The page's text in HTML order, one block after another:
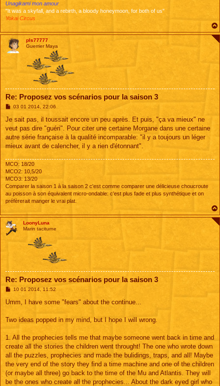
Unagikami mon amour
"It was a skyfall, and a rebirth, a bloody honeymoon, for both of us"
Yokai Circus
pls77777
Guerrier Maya
Re: Proposez vos scénarios pour la saison 3
M
s
a
g
03 01 2014, 22:06
Je sait pas, il toussait encore un peu après. Et puis, "ça va mieux" ne
veut pas dire "guéri". Pour citer une certaine Morgane dans une certaine
autre série française à la qualité incomparable: "il y a toujours un léger
mieux avant de calencher, il y a rien d'étonnant".
MCO: 18/20
MCO2: 10,5/20
MCO3: 13/20
Comparer la saison 1 à la saison 2 c'est comme comparer une délicieuse choucroute
au poisson à son équivalent micro-ondable: c'est plus fade et plus synthétique et on
préfèrerait manger le vrai plat.
LoonyLuna
Marin taciturne
Re: Proposez vos scénarios pour la saison 3
M
s
g
10 01 2014, 11:52
Umm, I have some "fears" about the continue...
Two ideas popped in my mind, but I hope I will wrong.
1. All the prophecies tells me that maybe someone went back in time and
create all the stories the children went throught! The one who wrote down
all the puzzles, prophecies and made the bulidings, traps, and all! Maybe
the very end of the story they find a time machine and one of the children
(or maybe all three) go back to the time of the Mu and Atlantis. They will
be the ones who create all the prophecies... About the dark eyed girl who